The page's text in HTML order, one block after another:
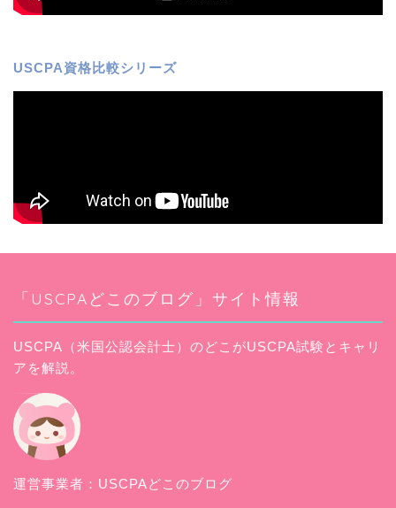
USCPA資格比較シリーズ
「USCPAどこのブログ」サイト情報
USCPA（米国公認会計士）のどこがUSCPA試験とキャリ
アを解説。
運営事業者： USCPAどこのブログ